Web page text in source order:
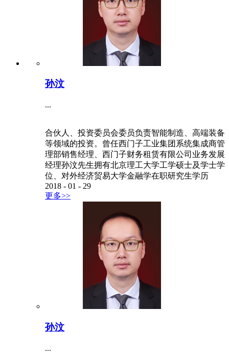
孙汶
...
合伙人、投资委员会委员负责智能制造、高端装备
等领域的投资。曾任西门子工业集团系统集成商管
理部销售经理、西门子财务租赁有限公司业务发展
经理孙汶先生拥有北京理工大学工学硕士及学士学
位、对外经济贸易大学金融学在职研究生学历
2018 - 01 - 29
更多>>
孙汶
...